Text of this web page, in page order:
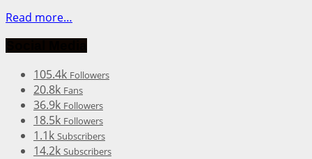
Read more…
105.4k Followers
20.8k Fans
36.9k Followers
18.5k Followers
1.1k Subscribers
14.2k Subscribers